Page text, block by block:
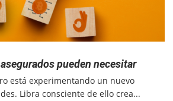
pueden necesitar
está experimentando un nuevo
Libra consciente de ello crea...